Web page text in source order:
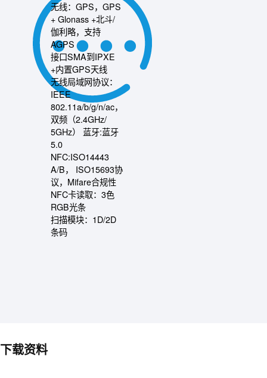
无线：GPS，GPS
+ Glonass +北斗/
伽利略，支持
AGPS
接口SMA到IPXE
+内置GPS天线
无线局域网协议：
IEEE
802.11a/b/g/n/ac，
双频（2.4GHz/
5GHz） 蓝牙:蓝牙
5.0
NFC:ISO14443
A/B， ISO15693协
议，Mifare合规性
NFC卡读取：3色
RGB光条
扫描模块：1D/2D
条码
下载资料